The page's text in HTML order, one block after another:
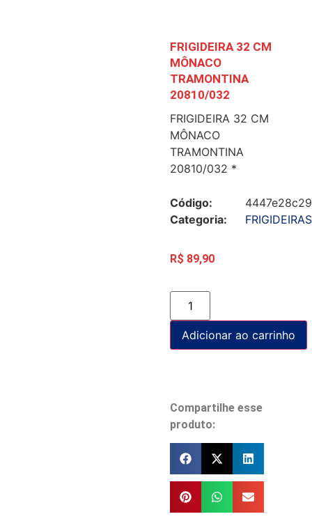
FRIGIDEIRA 32 CM
MÔNACO
TRAMONTINA
20810/032
FRIGIDEIRA 32 CM
MÔNACO
TRAMONTINA
20810/032 *
Código:
Categoria:
FRIGIDEIRAS
R$ 89,90
Adicionar ao carrinho
Compartilhe esse
produto: